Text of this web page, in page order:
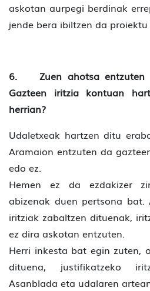
askotan aurpegi berdinak
jende bera ibiltzen da
6. Zuen ahotsa entzuten
Gazteen iritzia kontuan
herrian?
Udaletxeak hartzen ditu
Aramaion entzuten da
edo ez.
Hemen ez da ezdakizer
abizenak duen pertsona bat.
iritziak zabaltzen dituenak,
ez dira askotan entzuten.
Herri inkesta bat egin zuten,
dituena, justifikatzeko
Asanblada eta udalaren